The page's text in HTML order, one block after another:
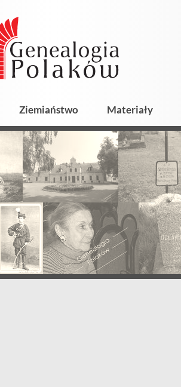
Ziemiaństwo Materiały